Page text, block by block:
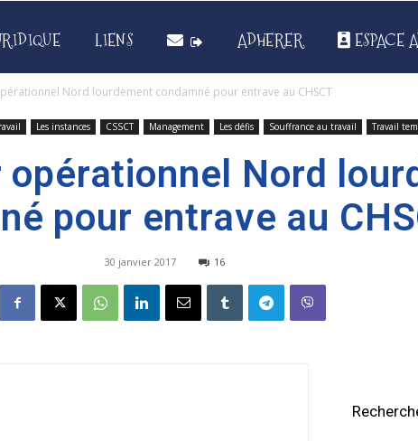
LIENS ADHERER ESPACE
Nord lourdement condamné pour entrave au CHSCT
Les instances CSSCT Management Les défis Souffrance au travail Travail
opérationnel Nord
pour entrave au
30 janvier 2017 16